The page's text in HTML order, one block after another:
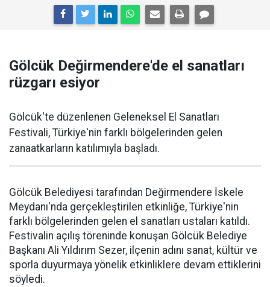
Gölcük Değirmendere'de el sanatları
rüzgarı esiyor
Gölcük'te düzenlenen Geleneksel El Sanatları
Festivali, Türkiye'nin farklı bölgelerinden gelen
zanaatkarların katılımıyla başladı.
Gölcük Belediyesi tarafından Değirmendere İskele
Meydanı'nda gerçekleştirilen etkinliğe, Türkiye'nin
farklı bölgelerinden gelen el sanatları ustaları katıldı.
Festivalin açılış töreninde konuşan Gölcük Belediye
Başkanı Ali Yıldırım Sezer, ilçenin adını sanat, kültür ve
sporla duyurmaya yönelik etkinliklere devam ettiklerini
söyledi.